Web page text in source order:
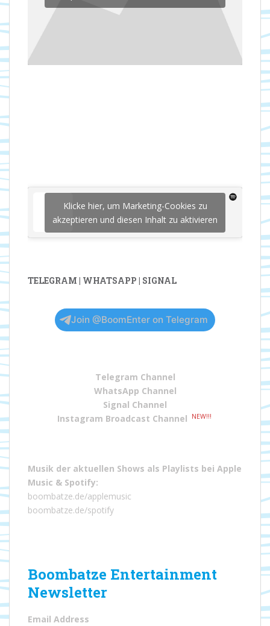
Klicke hier, um Marketing-Cookies zu
akzeptieren und diesen Inhalt zu aktivieren
TELEGRAM | WHATSAPP | SIGNAL
Join @BoomEnter on Telegram
Telegram Channel
WhatsApp Channel
Signal Channel
Instagram Broadcast Channel
NEW!!!
Musik der aktuellen Shows als Playlists bei Apple
Music & Spotify:
boombatze.de/applemusic
boombatze.de/spotify
Boombatze Entertainment
Newsletter
Email Address